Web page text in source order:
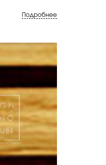
Подробнее